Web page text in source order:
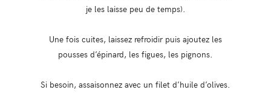
je les laisse peu de temps).
Une fois cuites, laissez refroidir puis ajoutez les
pousses d’épinard, les figues, les pignons.
Si besoin, assaisonnez avec un filet d’huile d’olives.